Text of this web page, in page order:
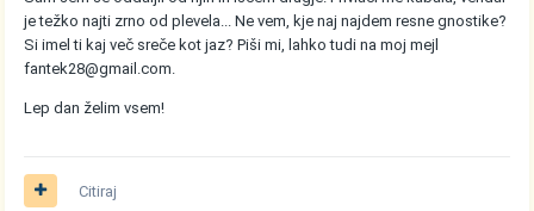
je težko najti zrno od plevela... Ne vem, kje naj najdem resne gnostike?
Si imel ti kaj več sreče kot jaz? Piši mi, lahko tudi na moj mejl
fantek28@gmail.com.
Lep dan želim vsem!
Citiraj